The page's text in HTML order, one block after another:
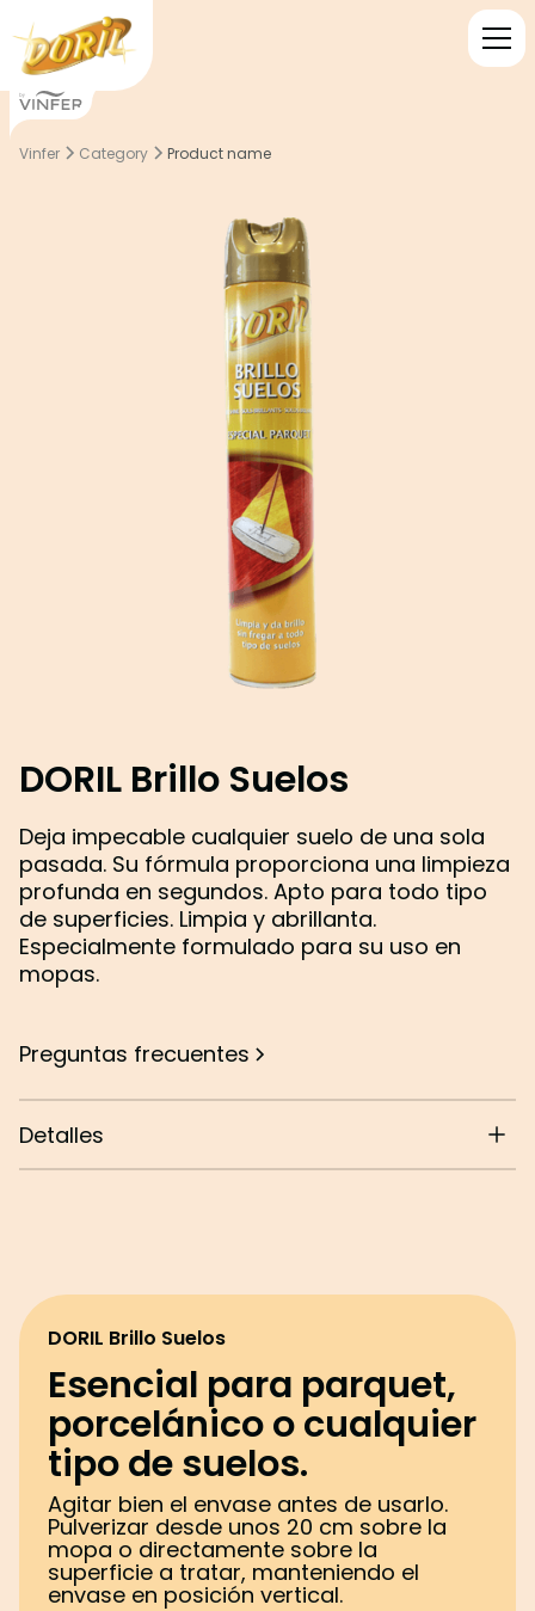
DORIL Brillo Suelos
Deja impecable cualquier suelo de una sola
pasada. Su fórmula proporciona una limpieza
profunda en segundos. Apto para todo tipo
de superficies. Limpia y abrillanta.
Especialmente formulado para su uso en
mopas.
Preguntas frecuentes
Detalles
Lista de Ingredientes según 648/2004/CE , 907/2006/EC:
Hidrocarburos, ricos en
C3-4, destilado del petróleo; Hydrocarbons, C7-C9, n-alkanes, isoalkanes, cyclics;
PARAFFINUM LIQUIDUM, ISOPROPYL ALCOHOL, DIMETHICONE; Aceite de haba de soja,
Vinfer Category Product name
DORIL Brillo Suelos
Esencial para parquet,
porcelánico o cualquier
tipo de suelos.
Agitar bien el envase antes de usarlo.
Pulverizar desde unos 20 cm sobre la
mopa o directamente sobre la
superficie a tratar, manteniendo el
envase en posición vertical.